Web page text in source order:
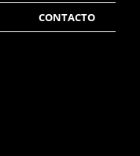
CONTACTO